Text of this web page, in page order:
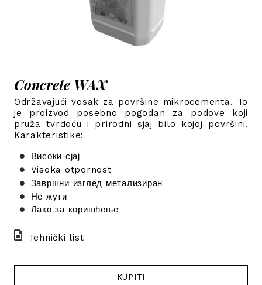
Concrete WAX
Održavajući vosak za površine mikrocementa. To
je proizvod posebno pogodan za podove koji
pruža tvrdoću i prirodni sjaj bilo kojoj površini.
Karakteristike:
Високи сјај
Visoka otpornost
Завршни изглед метализиран
Не жути
Лако за коришћење
Tehnički list
KUPITI